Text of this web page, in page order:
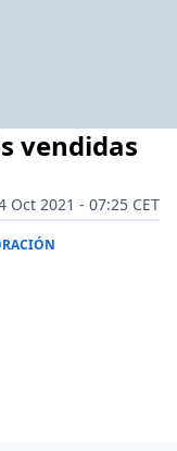
vendidas
Oct 2021 - 07:25 CET